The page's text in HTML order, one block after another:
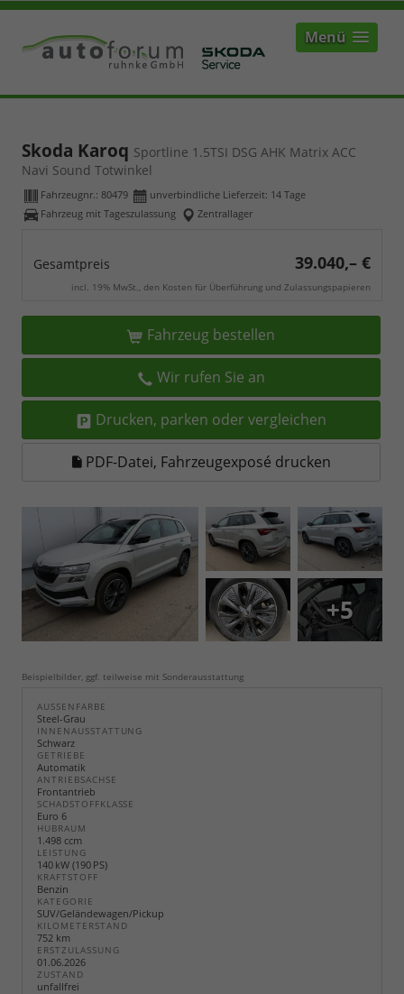
Menü
Skoda Karoq Sportline 1.5TSI DSG AHK Matrix ACC
Navi Sound Totwinkel
Fahrzeugnr.: 80479 unverbindliche Lieferzeit: 14 Tage
Fahrzeug mit Tageszulassung
Zentrallager
Gesamtpreis 39.040,– €
incl. 19% MwSt., den Kosten für Überführung und Zulassungspapieren
Fahrzeug bestellen
Wir rufen Sie an
Drucken, parken oder vergleichen
PDF-Datei, Fahrzeugexposé drucken
+5
Beispielbilder, ggf. teilweise mit Sonderausstattung
AUSSENFARBE
Steel-Grau
INNENAUSSTATTUNG
Schwarz
GETRIEBE
Automatik
ANTRIEBSACHSE
Frontantrieb
SCHADSTOFFKLASSE
Euro 6
HUBRAUM
1.498 ccm
LEISTUNG
140 kW (190 PS)
KRAFTSTOFF
Benzin
KATEGORIE
SUV/Geländewagen/Pickup
KILOMETERSTAND
752 km
ERSTZULASSUNG
01.06.2026
ZUSTAND
unfallfrei